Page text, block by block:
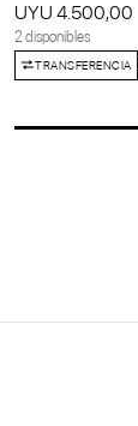
UYU 4.500,00
2 disponibles
TRANSFERENCIA